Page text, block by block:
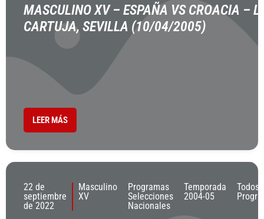
MASCULINO XV – ESPAÑA VS CROACIA –
CARTUJA, SEVILLA (10/04/2005)
LEER MÁS
22 de
septiembre
de 2022
Masculino
XV
Programas
Selecciones
Nacionales
Temporada
2004-05
Todos